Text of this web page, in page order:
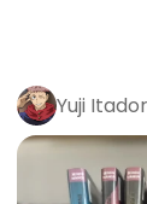
Yuji